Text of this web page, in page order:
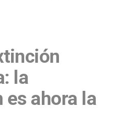
la
es ahora la